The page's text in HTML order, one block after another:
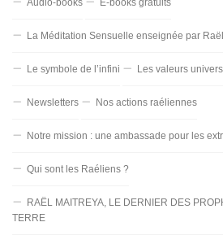
Audio-books E-books gratuits
La Méditation Sensuelle enseignée par Raël
Le symbole de l’infini Les valeurs
Newsletters Nos actions raéliennes
Notre mission : une ambassade pour les
Qui sont les Raéliens ?
RAËL MAITREYA, LE DERNIER DES
TERRE